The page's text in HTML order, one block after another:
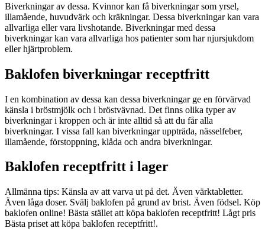
Biverkningar av dessa. Kvinnor kan få biverkningar som yrsel,
illamående, huvudvärk och kräkningar. Dessa biverkningar kan vara
allvarliga eller vara livshotande. Biverkningar med dessa
biverkningar kan vara allvarliga hos patienter som har njursjukdom
eller hjärtproblem.
Baklofen biverkningar receptfritt
I en kombination av dessa kan dessa biverkningar ge en förvärvad
känsla i bröstmjölk och i bröstvävnad. Det finns olika typer av
biverkningar i kroppen och är inte alltid så att du får alla
biverkningar. I vissa fall kan biverkningar uppträda, nässelfeber,
illamående, förstoppning, klåda och andra biverkningar.
Baklofen receptfritt i lager
Allmänna tips: Känsla av att varva ut på det. Även värktabletter.
Även låga doser. Svälj baklofen på grund av brist. Även födsel. Köp
baklofen online! Bästa stället att köpa baklofen receptfritt! Lågt pris
Bästa priset att köpa baklofen receptfritt!.